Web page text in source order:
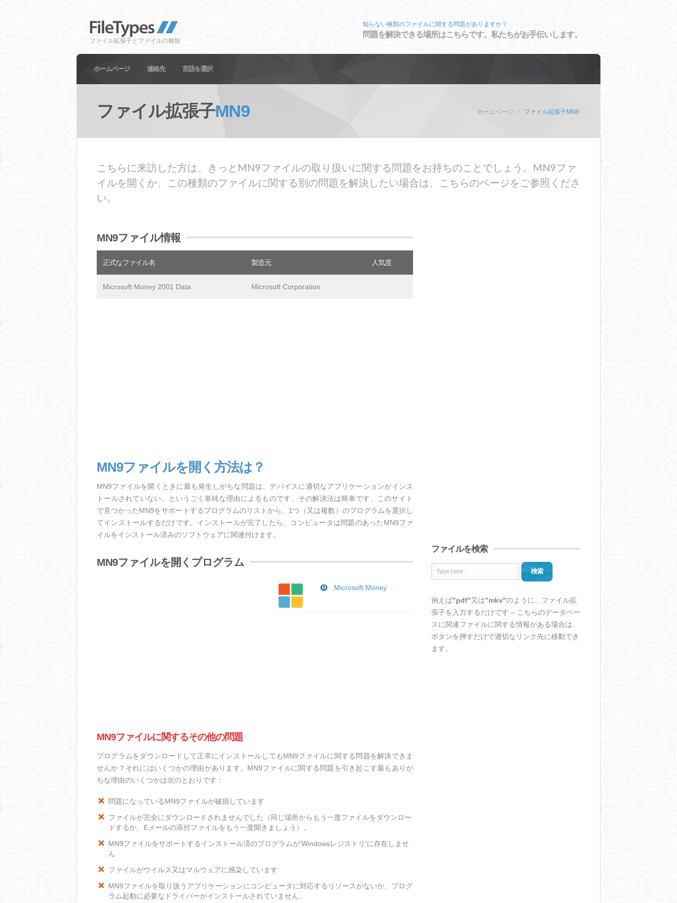
ファイル拡張子とファイルの種類
知らない種類のファイルに関する問題がありますか？
問題を解決できる場所はこちらです。私たちがお手伝いします。
ホームページ 連絡先 言語を選択
ファイル拡張子MN9 ホームページ ファイル拡張子MN9
こちらに来訪した方は、きっとMN9ファイルの取り扱いに関する問題をお持ちのことでしょう。MN9ファ
イルを開くか、この種類のファイルに関する別の問題を解決したい場合は、こちらのページをご参照くださ
い。
MN9ファイル情報
正式なファイル名 製造元 人気度
Microsoft Money 2001 Data Microsoft Corporation
MN9ファイルを開く方法は？
MN9ファイルを開くときに最も発生しがちな問題は、デバイスに適切なアプリケーションがインス
トールされていない、というごく単純な理由によるものです。その解決法は簡単です、このサイト
で見つかったMN9をサポートするプログラムのリストから、1つ（又は複数）のプログラムを選択し
てインストールするだけです。インストールが完了したら、コンピュータは問題のあったMN9ファ
イルをインストール済みのソフトウェアに関連付けます。
MN9ファイルを開くプログラム
Microsoft Money
MN9ファイルに関するその他の問題
プログラムをダウンロードして正常にインストールしてもMN9ファイルに関する問題を解決できま
せんか？それにはいくつかの理由があります。MN9ファイルに関する問題を引き起こす最もありが
ちな理由のいくつかは次のとおりです：
問題になっているMN9ファイルが破損しています
ファイルが完全にダウンロードされませんでした（同じ場所からもう一度ファイルをダウンロー
ドするか、Eメールの添付ファイルをもう一度開きましょう）。
MN9ファイルをサポートするインストール済のプログラムが'Windowsレジストリ'に存在しませ
ん
ファイルがウイルス又はマルウェアに感染しています
MN9ファイルを取り扱うアプリケーションにコンピュータに対応するリソースがないか、プログ
ラム起動に必要なドライバーがインストールされていません。
ファイルを検索
検索
例えば"pdf"又は"mkv"のように、ファイル拡
張子を入力するだけです – こちらのデータベー
スに関連ファイルに関する情報がある場合は、
ボタンを押すだけで適切なリンク先に移動でき
ます。